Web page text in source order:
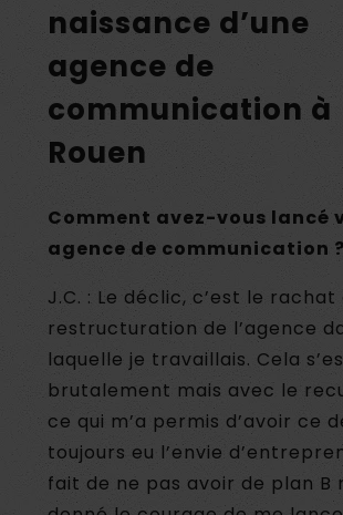
naissance d’une
agence de
communication à
Rouen
Comment avez-vous lancé
agence de communication ?
J.C. : Le déclic, c’est le
restructuration de l’agence
laquelle je travaillais. Cela
brutalement mais avec le
ce qui m’a permis d’avoir ce
toujours eu l’envie
fait de ne pas avoir de plan B